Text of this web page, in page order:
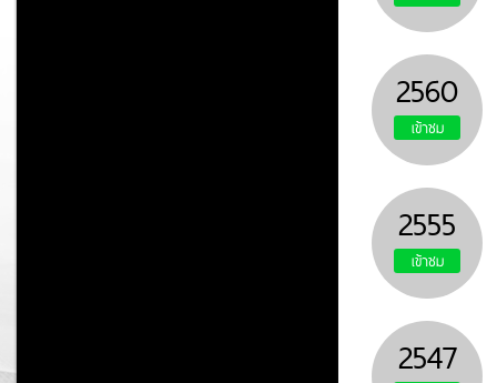
2560
เข้าชม
2555
เข้าชม
2547